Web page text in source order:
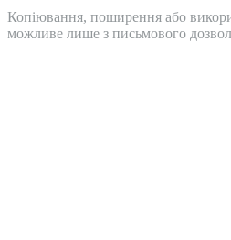
Копіювання, поширення або
можливе лише з письмового